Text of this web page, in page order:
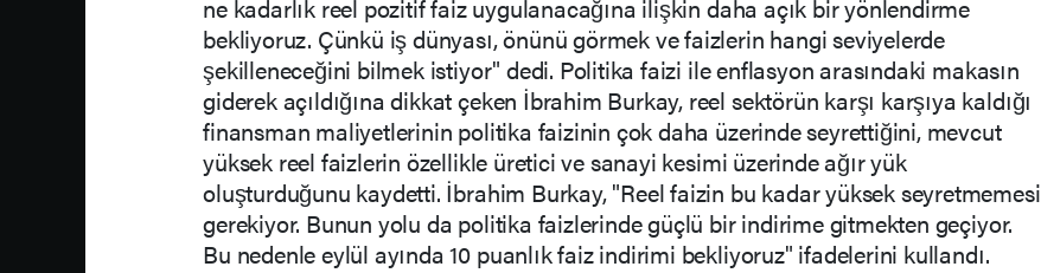
ne kadarlık reel pozitif faiz uygulanacağına ilişkin daha açık bir yönlendirme
bekliyoruz. Çünkü iş dünyası, önünü görmek ve faizlerin hangi seviyelerde
şekilleneceğini bilmek istiyor" dedi. Politika faizi ile enflasyon arasındaki makasın
giderek açıldığına dikkat çeken İbrahim Burkay, reel sektörün karşı karşıya kaldığı
finansman maliyetlerinin politika faizinin çok daha üzerinde seyrettiğini, mevcut
yüksek reel faizlerin özellikle üretici ve sanayi kesimi üzerinde ağır yük
oluşturduğunu kaydetti. İbrahim Burkay, "Reel faizin bu kadar yüksek seyretmemesi
gerekiyor. Bunun yolu da politika faizlerinde güçlü bir indirime gitmekten geçiyor.
Bu nedenle eylül ayında 10 puanlık faiz indirimi bekliyoruz" ifadelerini kullandı.